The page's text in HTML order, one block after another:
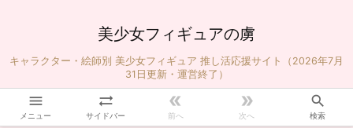
美少女フィギュアの虜
キャラクター・絵師別 美少女フィギュア 推し活応援サイト（2026年7月
31日更新・運営終了）

メニュー

サイドバー

前へ

次へ

検索